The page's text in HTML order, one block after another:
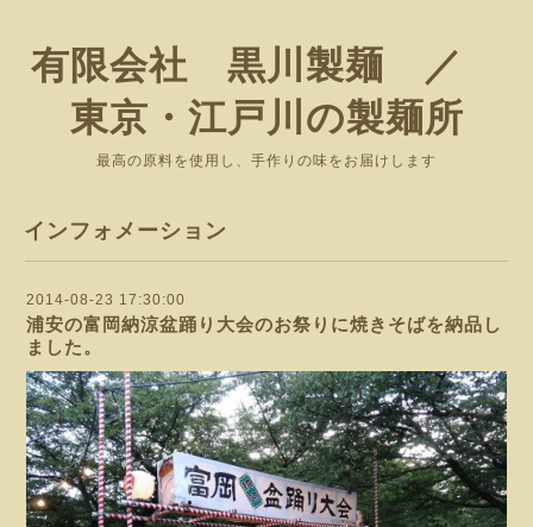
有限会社 黒川製麺 ／
東京・江戸川の製麺所
最高の原料を使用し、手作りの味をお届けします
インフォメーション
2014-08-23 17:30:00
浦安の富岡納涼盆踊り大会のお祭りに焼きそばを納品し
ました。